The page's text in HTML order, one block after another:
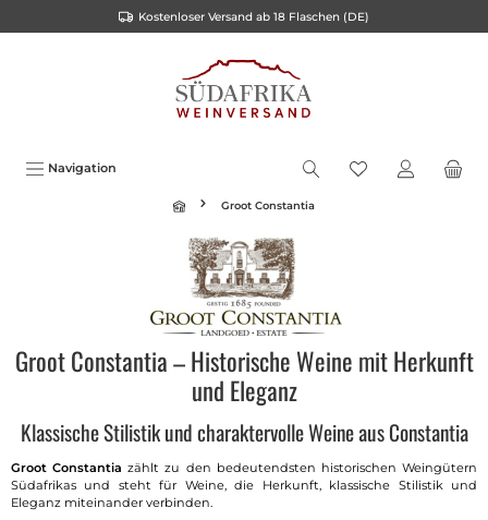
Kostenloser Versand ab 18 Flaschen (DE)
Navigation
Groot Constantia
Groot Constantia – Historische Weine mit Herkunft
und Eleganz
Klassische Stilistik und charaktervolle Weine aus Constantia
Groot Constantia zählt zu den bedeutendsten historischen Weingütern
Südafrikas und steht für Weine, die Herkunft, klassische Stilistik und
Eleganz miteinander verbinden.